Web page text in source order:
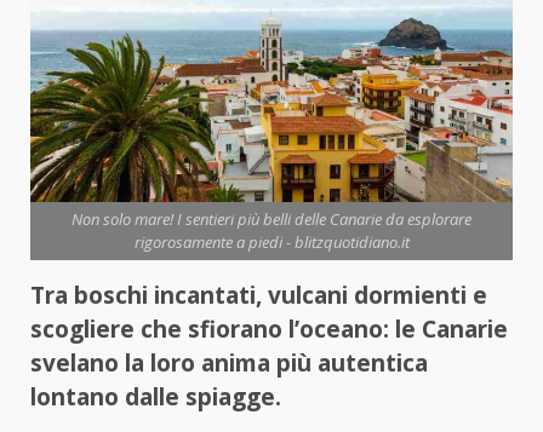
Non solo mare! I sentieri più belli delle Canarie da esplorare
rigorosamente a piedi - blitzquotidiano.it
Tra boschi incantati, vulcani dormienti e
scogliere che sfiorano l’oceano: le Canarie
svelano la loro anima più autentica
lontano dalle spiagge.